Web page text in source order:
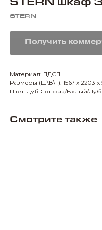
STERN шкаф
STERN
Получить
Материал: ЛДСП
Размеры (Ш\В\Г): 1567 х 2203 х
Цвет: Дуб Сонома/Белый/Дуб
Смотрите также